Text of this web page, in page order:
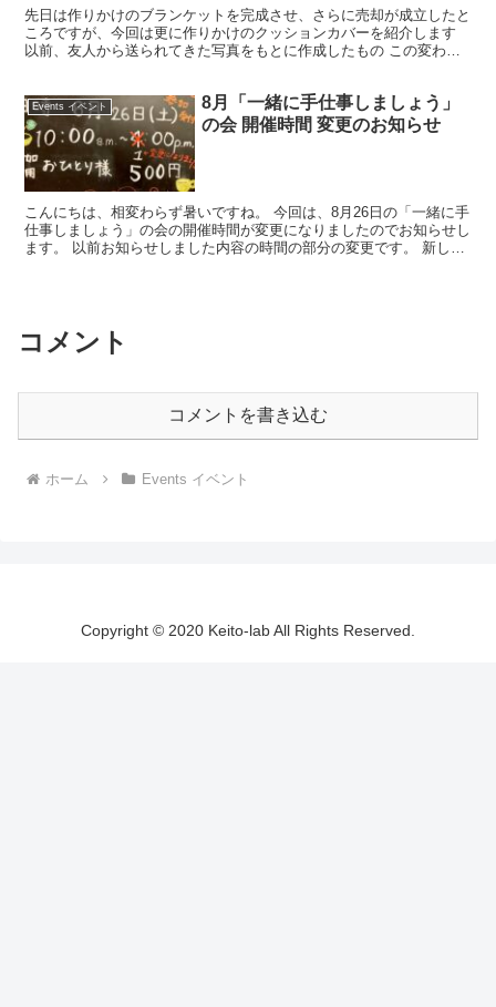
先日は作りかけのブランケットを完成させ、さらに売却が成立したと
ころですが、今回は更に作りかけのクッションカバーを紹介します
以前、友人から送られてきた写真をもとに作成したもの この変わっ
Events イベント
8月「一緒に手仕事しましょう」
の会 開催時間 変更のお知らせ
こんにちは、相変わらず暑いですね。 今回は、8月26日の「一緒に手
仕事しましょう」の会の開催時間が変更になりましたのでお知らせし
ます。 以前お知らせしました内容の時間の部分の変更です。 新しい
コメント
コメントを書き込む
ホーム Events イベント
Copyright © 2020 Keito-lab All Rights Reserved.